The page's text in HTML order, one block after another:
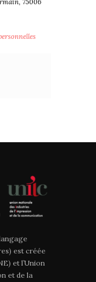
75006
est créée
et l’Union
et de la